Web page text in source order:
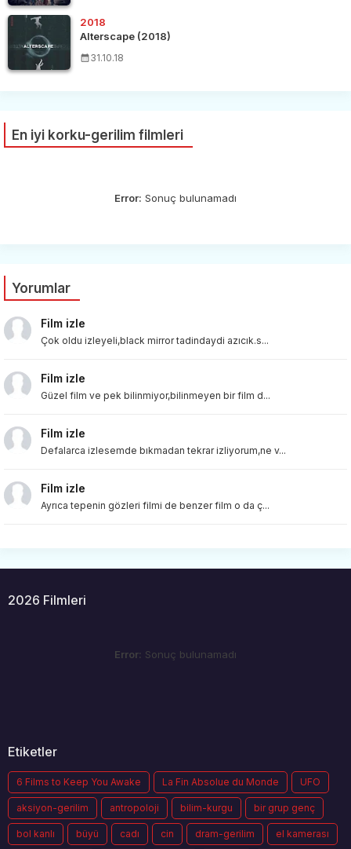
2018
Alterscape (2018)
31.10.18
En iyi korku-gerilim filmleri
Error: Sonuç bulunamadı
Yorumlar
Film izle
Çok oldu izleyeli,black mirror tadindaydi azıcık.s...
Film izle
Güzel film ve pek bilinmiyor,bilinmeyen bir film d...
Film izle
Defalarca izlesemde bıkmadan tekrar izliyorum,ne v...
Film izle
Ayrıca tepenin gözleri filmi de benzer film o da ç...
2026 Filmleri
Error: Sonuç bulunamadı
Etiketler
6 Films to Keep You Awake La Fin Absolue du Monde UFO
aksiyon-gerilim antropoloji bilim-kurgu bir grup genç
bol kanlı büyü cadı cin dram-gerilim el kamerası